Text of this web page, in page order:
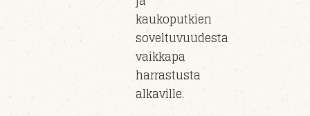
kaukoputkien
soveltuvuudesta
vaikkapa
harrastusta
alkaville.